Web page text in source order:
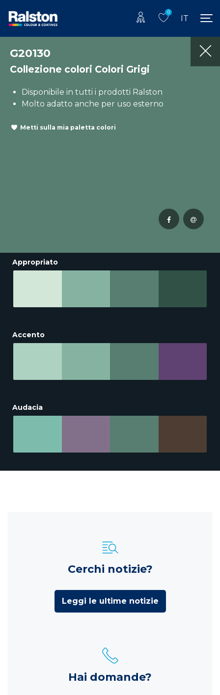
0
IT
G20130
Collezione colori Colori Grigi
Disponibile in tutti i prodotti Ralston
Molto adatto anche per uso esterno
Metti sulla mia paletta colori
Appropriato
Accento
Audacia
Cerchi notizie?
Leggi le ultime notizie
Hai domande?